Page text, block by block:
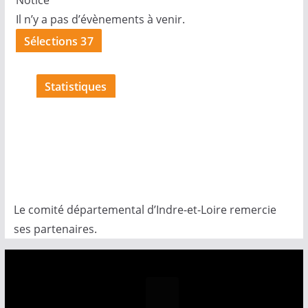
Il n’y a pas d’évènements à venir.
Sélections 37
Statistiques
Le comité départemental d’Indre-et-Loire remercie
ses partenaires.